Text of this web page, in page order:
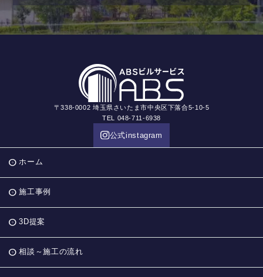
〒338-0002 埼玉県さいたま市中央区下落合5-10-5
TEL 048-711-6938
公式instagram
ホーム
施工事例
3D提案
相談～施工の流れ